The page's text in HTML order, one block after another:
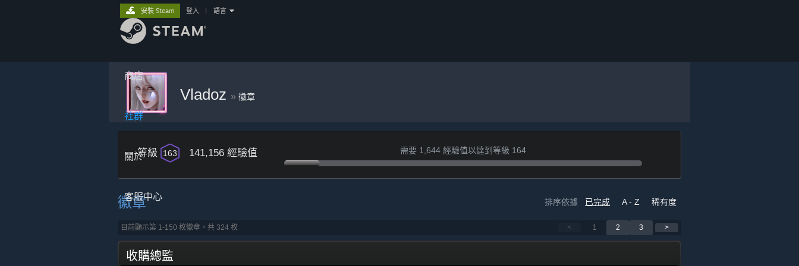
商店
社群
關於
客服中心
安裝 Steam 登入 語言
Vladoz » 徽章
等級 163 141,156 經驗值 需要 1,644 經驗值以達到等級 164
排序依據 已完成 A - Z 稀有度
徽章
< 1 2 3 >
目前顯示第 1-150 枚徽章，共 324 枚
收購總監